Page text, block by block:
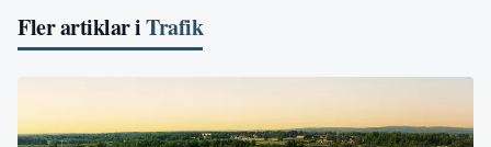
Fler artiklar iTrafik